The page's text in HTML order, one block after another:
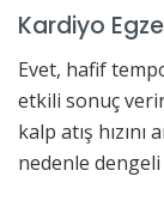
Kardiyo
Evet, hafif
etkili sonuç
kalp atış
nedenle dengeli